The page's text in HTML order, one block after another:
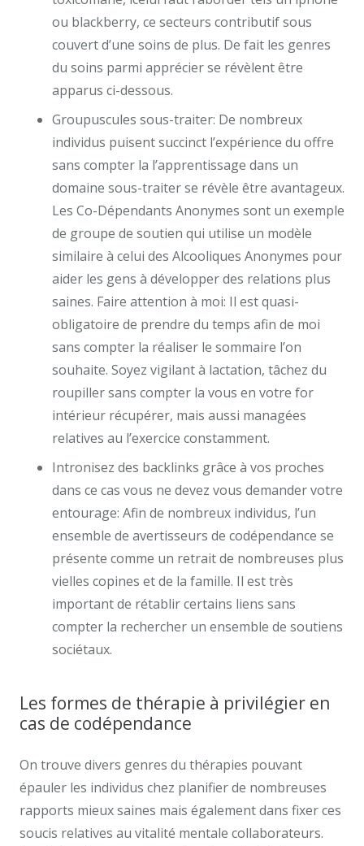
ou blackberry, ce secteurs contributif sous
couvert d’une soins de plus. De fait les genres
du soins parmi apprécier se révèlent être
apparus ci-dessous.
Groupuscules sous-traiter: De nombreux
individus puisent succinct l’expérience du offre
sans compter la l’apprentissage dans un
domaine sous-traiter se révèle être avantageux.
Les Co-Dépendants Anonymes sont un exemple
de groupe de soutien qui utilise un modèle
similaire à celui des Alcooliques Anonymes pour
aider les gens à développer des relations plus
saines. Faire attention à moi: Il est quasi-
obligatoire de prendre du temps afin de moi
sans compter la réaliser le sommaire l’on
souhaite. Soyez vigilant à lactation, tâchez du
roupiller sans compter la vous en votre for
intérieur récupérer, mais aussi managées
relatives au l’exercice constamment.
Intronisez des backlinks grâce à vos proches
dans ce cas vous ne devez vous demander votre
entourage: Afin de nombreux individus, l’un
ensemble de avertisseurs de codépendance se
présente comme un retrait de nombreuses plus
vielles copines et de la famille. Il est très
important de rétablir certains liens sans
compter la rechercher un ensemble de soutiens
sociétaux.
Les formes de thérapie à privilégier en
cas de codépendance
On trouve divers genres du thérapies pouvant
épauler les individus chez planifier de nombreuses
rapports mieux saines mais également dans fixer ces
soucis relatives au vitalité mentale collaborateurs.